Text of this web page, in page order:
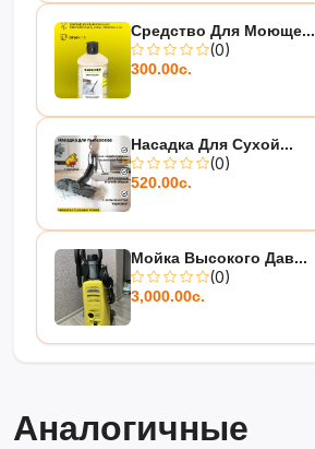
Средство Для Моюще...
(0)
300.00с.
Насадка Для Сухой...
(0)
520.00с.
Мойка Высокого Дав...
(0)
3,000.00с.
Аналогичные